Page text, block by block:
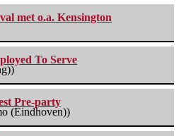
met o.a. Kensington
To Serve
Pre-party
(Eindhoven))